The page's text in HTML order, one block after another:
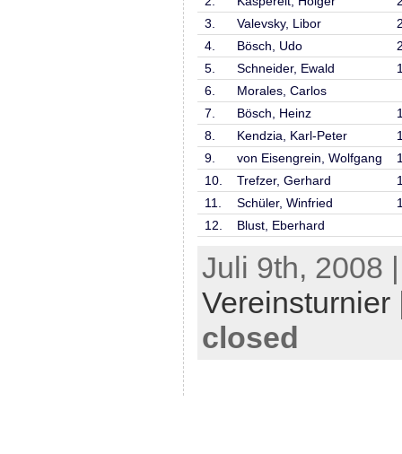
3.
Valevsky, Libor
4.
Bösch, Udo
5.
Schneider, Ewald
6.
Morales, Carlos
7.
Bösch, Heinz
8.
Kendzia, Karl-Peter
9.
von Eisengrein, Wolfgang
10.
Trefzer, Gerhard
11.
Schüler, Winfried
12.
Blust, Eberhard
Juli 9th, 2008
Vereinsturnier
closed